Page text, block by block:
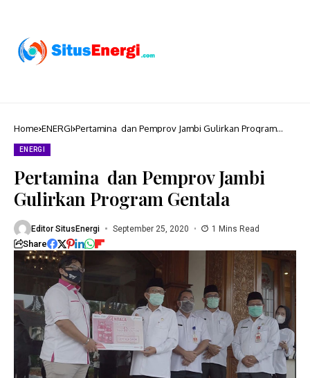
Home ENERGI Pertamina dan Pemprov Jambi Gulirkan Program
ENERGI
Pertamina dan Pemprov Jambi
Gulirkan Program Gentala
Editor SitusEnergi September 25, 2020 1 Mins Read
Share